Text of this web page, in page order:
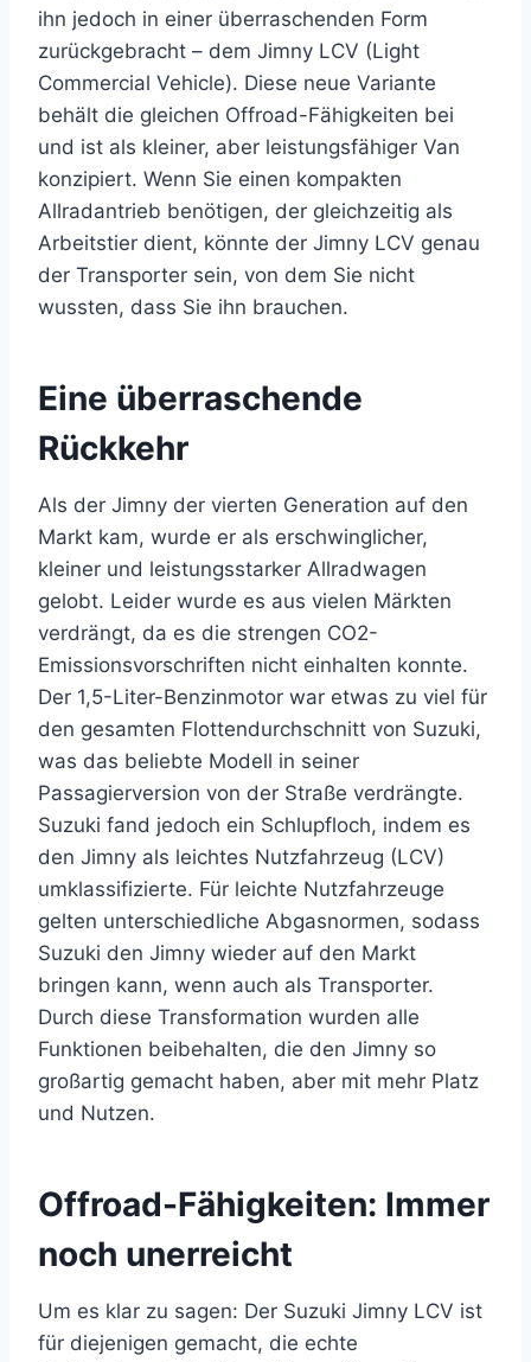
ihn jedoch in einer überraschenden Form
zurückgebracht – dem Jimny LCV (Light
Commercial Vehicle). Diese neue Variante
behält die gleichen Offroad-Fähigkeiten bei
und ist als kleiner, aber leistungsfähiger Van
konzipiert. Wenn Sie einen kompakten
Allradantrieb benötigen, der gleichzeitig als
Arbeitstier dient, könnte der Jimny LCV genau
der Transporter sein, von dem Sie nicht
wussten, dass Sie ihn brauchen.
Eine überraschende
Rückkehr
Als der Jimny der vierten Generation auf den
Markt kam, wurde er als erschwinglicher,
kleiner und leistungsstarker Allradwagen
gelobt. Leider wurde es aus vielen Märkten
verdrängt, da es die strengen CO2-
Emissionsvorschriften nicht einhalten konnte.
Der 1,5-Liter-Benzinmotor war etwas zu viel für
den gesamten Flottendurchschnitt von Suzuki,
was das beliebte Modell in seiner
Passagierversion von der Straße verdrängte.
Suzuki fand jedoch ein Schlupfloch, indem es
den Jimny als leichtes Nutzfahrzeug (LCV)
umklassifizierte. Für leichte Nutzfahrzeuge
gelten unterschiedliche Abgasnormen, sodass
Suzuki den Jimny wieder auf den Markt
bringen kann, wenn auch als Transporter.
Durch diese Transformation wurden alle
Funktionen beibehalten, die den Jimny so
großartig gemacht haben, aber mit mehr Platz
und Nutzen.
Offroad-Fähigkeiten: Immer
noch unerreicht
Um es klar zu sagen: Der Suzuki Jimny LCV ist
für diejenigen gemacht, die echte